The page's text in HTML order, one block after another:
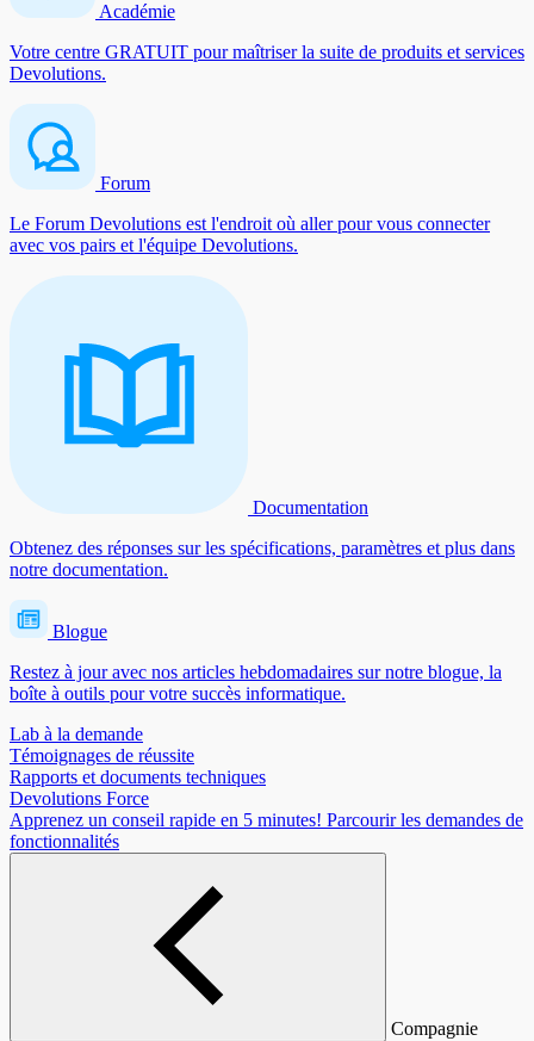
Académie
Votre centre GRATUIT pour maîtriser la suite de produits et services
Devolutions.
Forum
Le Forum Devolutions est l'endroit où aller pour vous connecter
avec vos pairs et l'équipe Devolutions.
Documentation
Obtenez des réponses sur les spécifications, paramètres et plus dans
notre documentation.
Blogue
Restez à jour avec nos articles hebdomadaires sur notre blogue, la
boîte à outils pour votre succès informatique.
Lab à la demande
Témoignages de réussite
Rapports et documents techniques
Devolutions Force
Apprenez un conseil rapide en 5 minutes! Parcourir les demandes de
fonctionnalités
Compagnie